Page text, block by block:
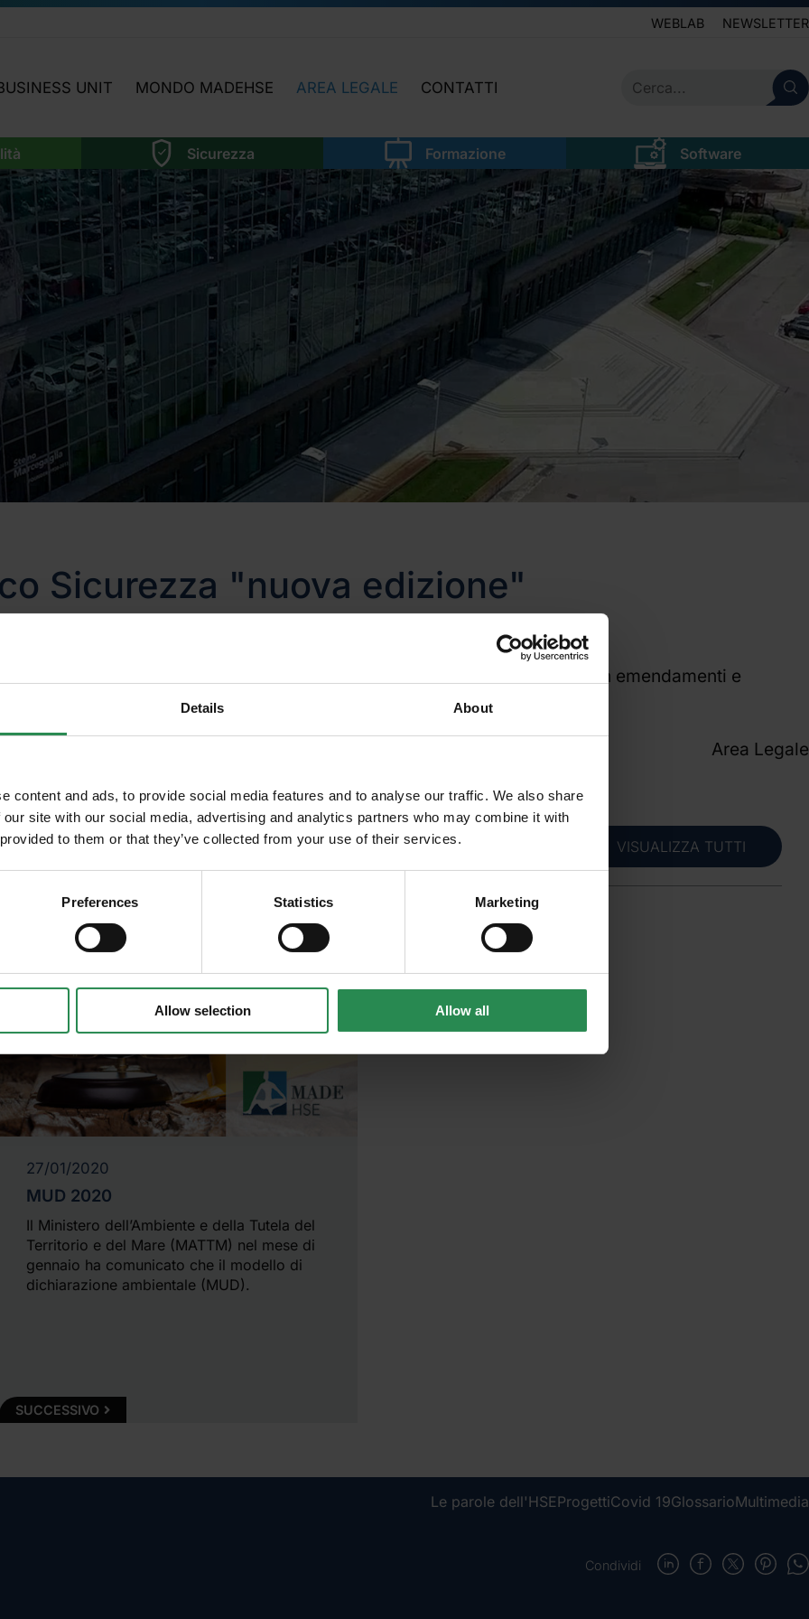
Details About
content and ads, to provide social media features and to analyse our traffic. We also share
site with our social media, advertising and analytics partners who may combine it with
to them or that they’ve collected from your use of their services.
Preferences Statistics Marketing
Allow selection Allow all
WEBLAB NEWSLETTER
UNIT
FORMAZIONE
SOFTWARE
MONDO MADEHSE
HIGHLIGHTS
OGGI INCONTRIAMO…
APPROFONDIMENTI
FOCUS TEMATICI
AREA LEGALE
NEWS LEGISLATIVE
ATTIVITÀ AREA LEGALE
CONTATTI
SERVIZIO CLIENTI
NEWSLETTER
Sicurezza Formazione Software
Sicurezza "nuova edizione"
pubblicata una nuova edizione del D.Lgs. 81/08, testo compendiato con emendamenti e
Area Legale
VISUALIZZA TUTTI
27/01/2020
MUD 2020
Il Ministero dell’Ambiente e della Tutela del
Territorio e del Mare (MATTM) nel mese di
gennaio ha comunicato che il modello di
dichiarazione ambientale (MUD).
SUCCESSIVO
in anteprima
scadenze,
in ambito
Le parole dell'HSEProgettiCovid 19GlossarioMultimedia
Condividi